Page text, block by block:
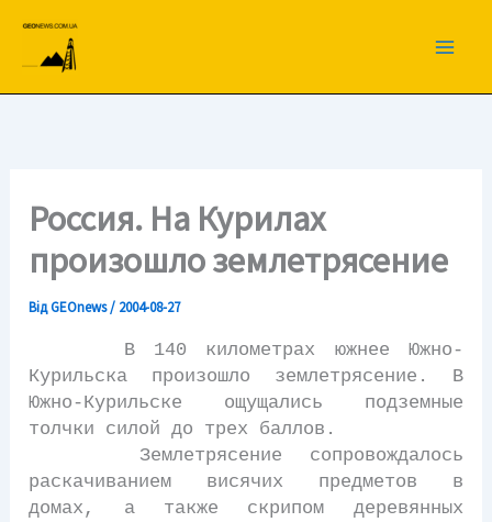
вмісту
Россия. На Курилах
произошло землетрясение
ВідGEOnews/ 2004-08-27
В 140 километрах южнее Южно-
Курильска произошло землетрясение. В
Южно-Курильске ощущались подземные
толчки силой до трех баллов.
Землетрясение сопровождалось
раскачиванием висячих предметов в
домах, а также скрипом деревянных